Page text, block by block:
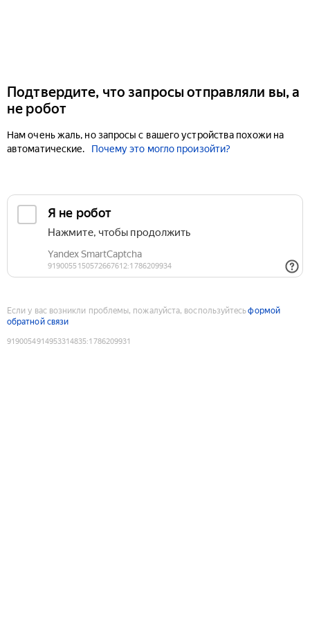
Подтвердите, что запросы отправляли вы, а
не робот
Нам очень жаль, но запросы с вашего устройства похожи на
автоматические.
Почему это могло произойти?
Если у вас возникли проблемы, пожалуйста, воспользуйтесьформой
обратной связи
9190054914953314835:1786209931